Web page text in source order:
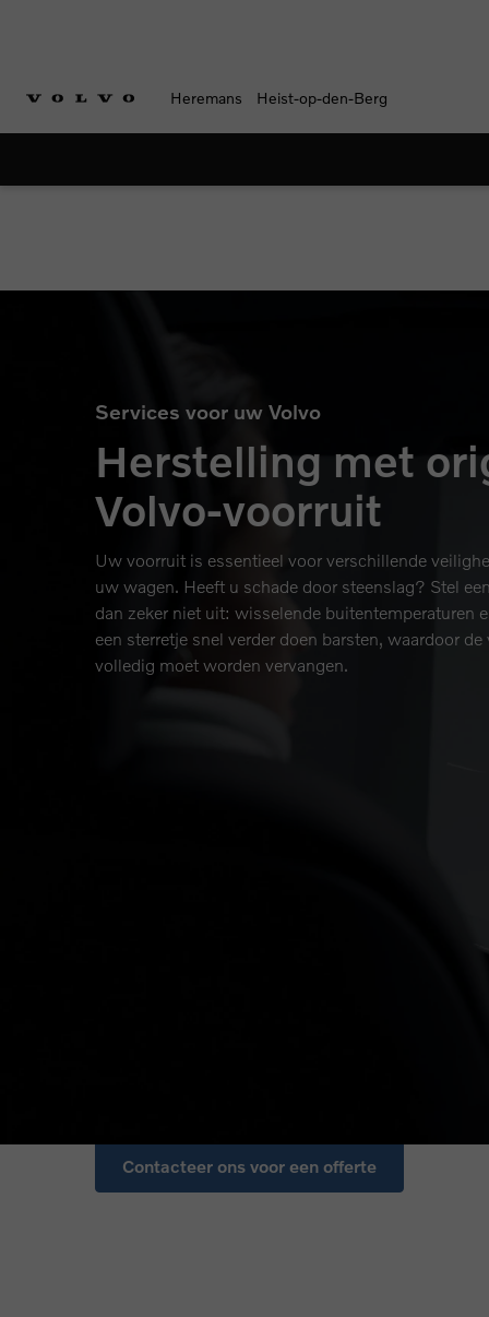
Heremans Heist-op-den-Berg
Services voor uw Volvo
Herstelling met
Volvo-voorruit
Uw voorruit is essentieel voor verschillende
uw wagen. Heeft u schade door steenslag? Stel
dan zeker niet uit: wisselende buitentemperaturen
een sterretje snel verder doen barsten, waardoor
volledig moet worden vervangen.
Als u verzekerd bent voor glasbreuk, dan is de
Contacteer ons voor een offerte